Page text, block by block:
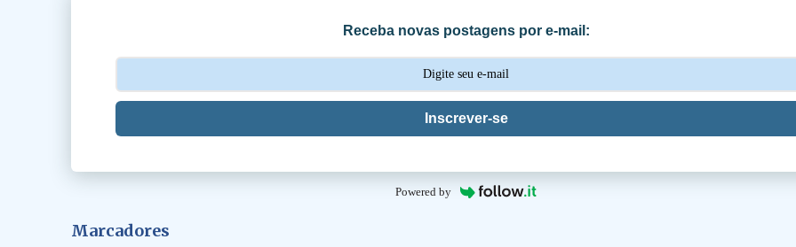
Receba novas postagens por e-mail:
Inscrever-se
Powered by
Marcadores